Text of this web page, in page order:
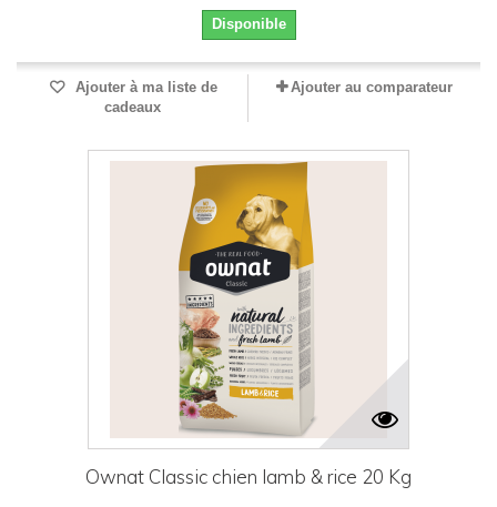
Disponible
Ajouter à ma liste de
cadeaux
Ajouter au comparateur
Ownat Classic chien lamb & rice 20 Kg